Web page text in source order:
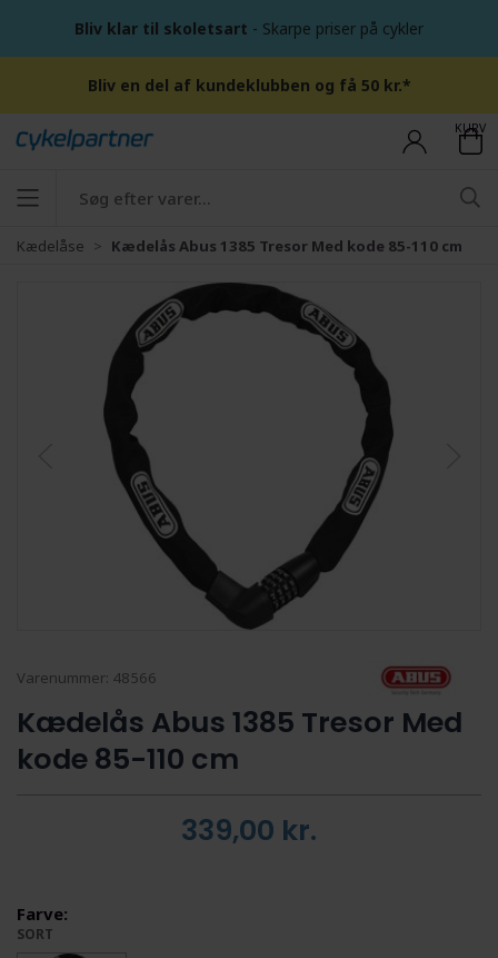
Bliv klar til skoletsart - Skarpe priser på cykler
Bliv en del af kundeklubben og få 50 kr.*
KURV
Kædelåse Kædelås Abus 1385 Tresor Med kode 85-110 cm
Varenummer: 48566
Kædelås Abus 1385 Tresor Med
kode 85-110 cm
339,00 kr.
Farve:
SORT